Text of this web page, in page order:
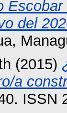
del
(2015)
a
ISSN